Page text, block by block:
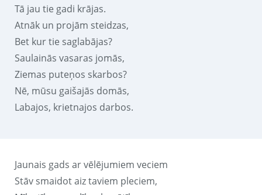
Tā jau tie gadi krājas.
Atnāk un projām steidzas,
Bet kur tie saglabājas?
Saulainās vasaras jomās,
Ziemas puteņos skarbos?
Nē, mūsu gaišajās domās,
Labajos, krietnajos darbos.
Jaunais gads ar vēlējumiem veciem
Stāv smaidot aiz taviem pleciem,